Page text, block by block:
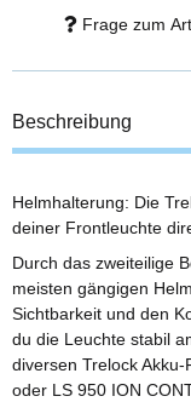
Frage zum
Beschreibung
Helmhalterung: Die
deiner Frontleuchte
Durch das zweiteilige
meisten gängigen
Sichtbarkeit und den
du die Leuchte stabil
diversen Trelock
oder LS 950 ION